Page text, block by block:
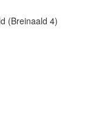
(Breinaald 4)